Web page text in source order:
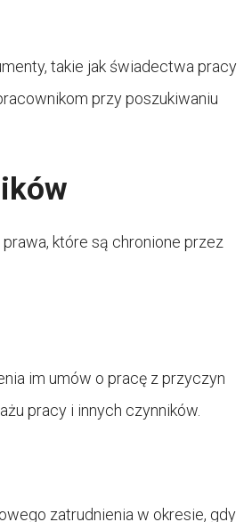
takie jak świadectwa pracy
przy poszukiwaniu
które są chronione przez
im umów o pracę z przyczyn
pracy i innych czynników.
zatrudnienia w okresie, gdy